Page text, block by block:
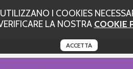
I COOKIES
LA NOSTRA COOKIE
ACCETTA